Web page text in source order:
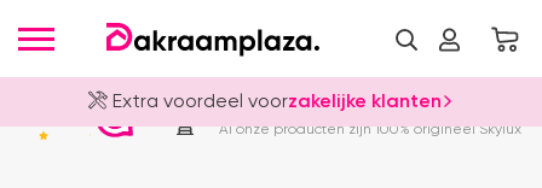
Extra voordeel voorzakelijke klanten
Officieel Skylux Dealer
Al onze producten zijn 100% origineel Skylux